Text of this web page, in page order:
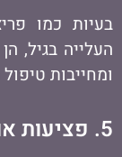
בעיות כמו
העלייה בגיל,
ומחייבות
5. פציעות או טראומות